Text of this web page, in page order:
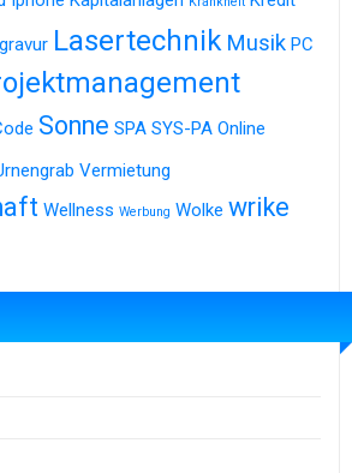
Lasertechnik Musik PC
Sonne SPA SYS-PA Online
Vermietung
Wellness Werbung Wolke wrike